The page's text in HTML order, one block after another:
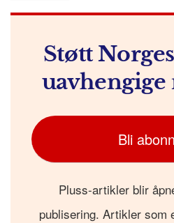
Støtt
Bli
Pluss-artikler blir
publisering. Artikler som